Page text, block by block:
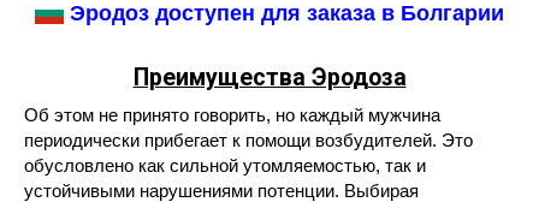
Эродоз доступен для заказа в Болгарии
Преимущества Эродоза
Об этом не принято говорить, но каждый мужчина
периодически прибегает к помощи возбудителей. Это
обусловлено как сильной утомляемостью, так и
устойчивыми нарушениями потенции. Выбирая